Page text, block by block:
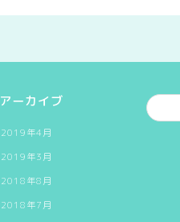
アーカイブ
2019年4月
2019年3月
2018年8月
2018年7月